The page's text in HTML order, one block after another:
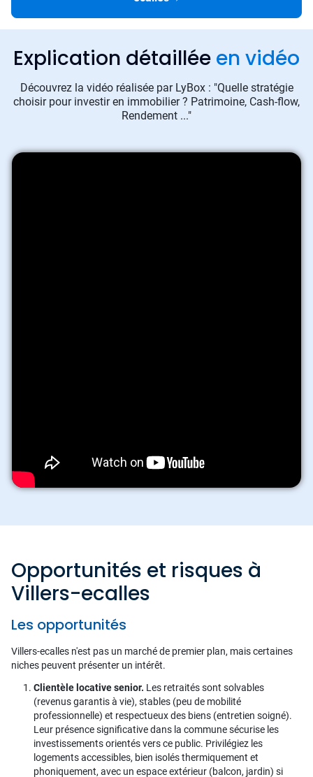
Explication détaillée en vidéo
Découvrez la vidéo réalisée par LyBox : "Quelle stratégie
choisir pour investir en immobilier ? Patrimoine, Cash-flow,
Rendement ..."
Opportunités et risques à
Villers-ecalles
Les opportunités
Villers-ecalles n'est pas un marché de premier plan, mais certaines
niches peuvent présenter un intérêt.
Clientèle locative senior. Les retraités sont solvables
(revenus garantis à vie), stables (peu de mobilité
professionnelle) et respectueux des biens (entretien soigné).
Leur présence significative dans la commune sécurise les
investissements orientés vers ce public. Privilégiez les
logements accessibles, bien isolés thermiquement et
phoniquement, avec un espace extérieur (balcon, jardin) si